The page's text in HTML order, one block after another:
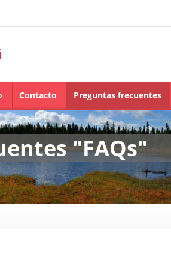
Contacto Preguntas frecuentes
"FAQs"